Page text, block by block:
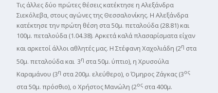
Τις άλλες δύο πρώτες θέσεις κατέκτησε η Αλεξάνδρα
Σιεκόλεβα, στους αγώνες της Θεσσαλονίκης. Η Αλεξάνδρα
κατέκτησε την πρώτη θέση στα 50μ. πεταλούδα (28.81) και
100μ. πεταλούδα (1.04.38). Αρκετά καλά πλασαρίσματα είχαν
και αρκετοί άλλοι αθλητές μας. Η Στέφανη Χαχολιάδη (2η στα
50μ. πεταλούδα και 3η στα 50μ. ύπτιο), η Χρυσούλα
Καραμάνου (3η στα 200μ. ελεύθερο), ο Όμηρος Ζάγκας (3ος
στα 50μ. πρόσθιο), ο Χρήστος Μανώλη (2οςστα 400μ.